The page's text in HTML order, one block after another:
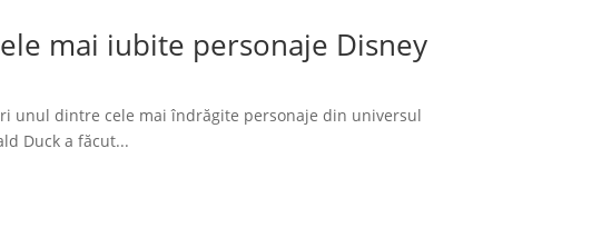
mai iubite personaje Disney
unul dintre cele mai îndrăgite personaje din universul
Duck a făcut...